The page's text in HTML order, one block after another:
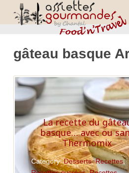
gâteau basque
La recette du
basque… avec ou
Thermomix
Category:Desserts,Recettes,